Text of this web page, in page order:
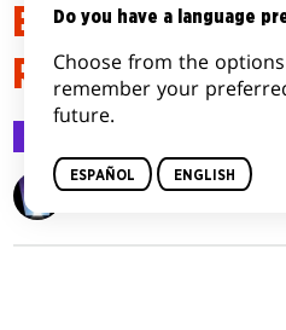
ESPIRAL DEL
Wizards of the Coast
Do you have a language
Choose from the
remember your
future.
ESPAÑOL ENGLISH